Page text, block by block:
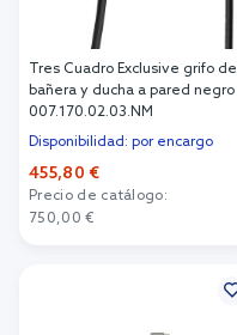
Tres Cuadro Exclusive grifo de
bañera y ducha a pared negro
007.170.02.03.NM
Disponibilidad: por encargo
455,80 €
Precio de catálogo:
750,00 €